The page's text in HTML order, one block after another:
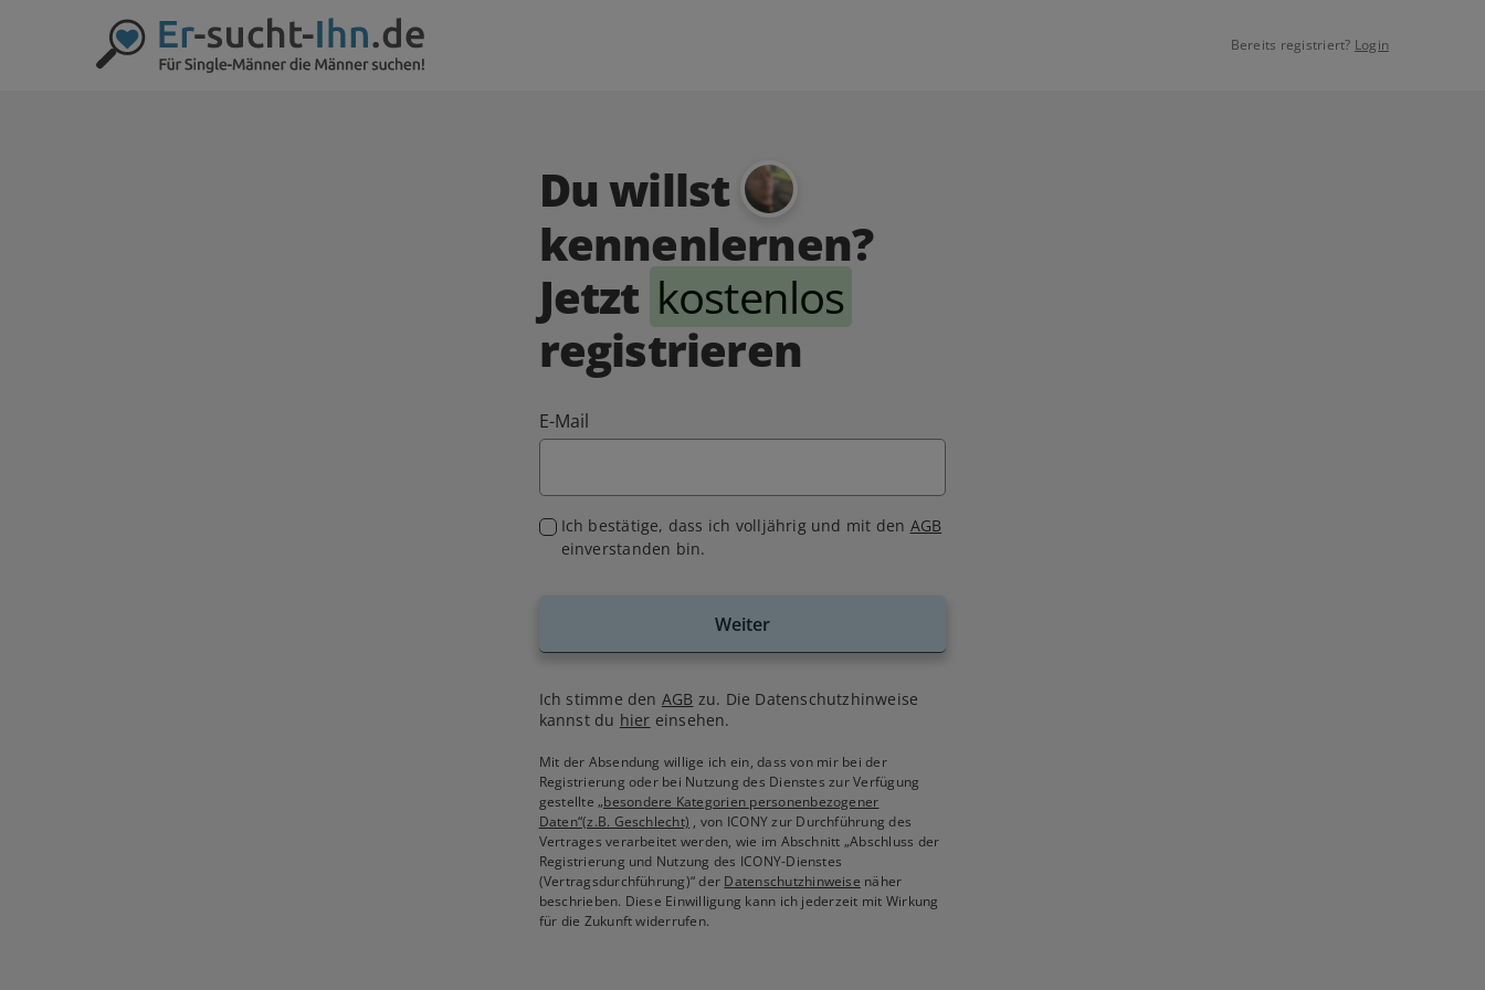
Bereits registriert? Login
Du willst
kennenlernen?
Jetzt kostenlos
registrieren
E-Mail
Ich bestätige, dass ich volljährig und mit den AGB
einverstanden bin.
Weiter
Ich stimme den AGB zu. Die Datenschutzhinweise
kannst du hier einsehen.
Mit der Absendung willige ich ein, dass von mir bei der
Registrierung oder bei Nutzung des Dienstes zur Verfügung
gestellte„besondere Kategorien personenbezogener
Daten“(z.B. Geschlecht) , von ICONY zur Durchführung des
Vertrages verarbeitet werden, wie im Abschnitt „Abschluss der
Registrierung und Nutzung des ICONY-Dienstes
(Vertragsdurchführung)“ der Datenschutzhinweise näher
beschrieben. Diese Einwilligung kann ich jederzeit mit Wirkung
für die Zukunft widerrufen.